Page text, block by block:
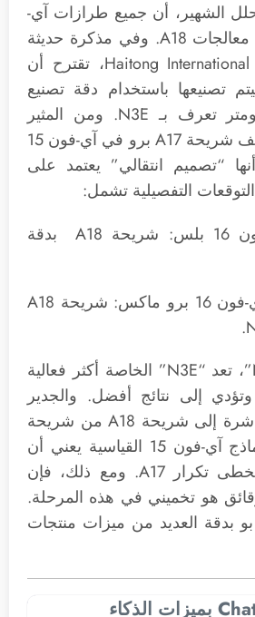
الشهير، أن جميع طرازات آي-
فون 16 ستستخدم معالجات A18. وفي مذكرة حديثة
لشركة Haitong International Securities، تقترح أن
تصنيعها باستخدام دقة تصنيع
متقدمة من 3 نانومتر تعرف بـ N3E. ومن المثير
للاهتمام، أن بو يصنف شريحة A17 برو في آي-فون 15
“تصميم انتقالي” يعتمد على
آي-فون 16 وآي-فون 16 بلس: شريحة A18 بدقة
آي-فون 16 برو وآي-فون 16 برو ماكس: شريحة A18
بالمقارنة مع “N3B”، تعد “N3E” الخاصة أكثر فعالية
إلى نتائج أفضل. والجدير
بالذكر أن القفز مباشرة إلى شريحة A18 من شريحة
A16 Bionic في نماذج آي-فون 15 القياسية يعني أن
هذه الأجهزة قد تتخطى تكرار A17. ومع ذلك، فإن
هو تخميني في هذه المرحلة.
بدقة العديد من ميزات منتجات
آبل ستتبع ChatGPT بميزات الذكاء